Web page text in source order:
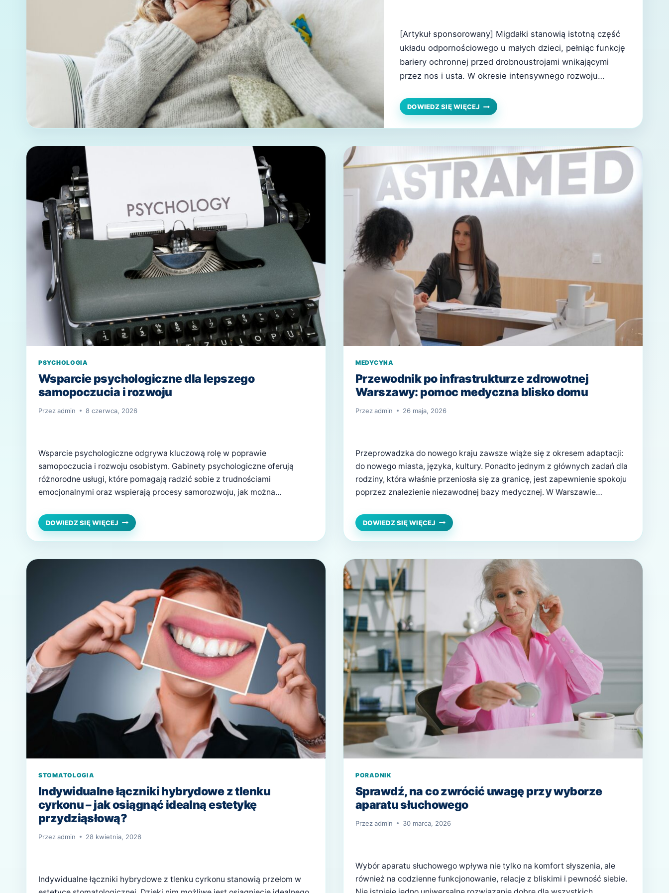
[Artykuł sponsorowany] Migdałki stanowią istotną część
układu odpornościowego u małych dzieci, pełniąc funkcję
bariery ochronnej przed drobnoustrojami wnikającymi
przez nos i usta. W okresie intensywnego rozwoju
górnych dróg oddechowych, tkanka ta może jednak ulec
nadmiernemu powiększeniu. Przerost migdałków staje się
wówczas samodzielną patologią, która zamiast chronić
dziecko, utrudnia…
DOWIEDZ SIĘ WIĘCEJ ZABIEGI
USUNIĘCIA
MIGDAŁKÓW
U
DZIECI.
CO
MUSISZ
WIEDZIEĆ
I
TONSILLOTOMII?
PSYCHOLOGIA
Wsparcie psychologiczne dla lepszego
samopoczucia i rozwoju
Przezadmin 8 czerwca, 2026
Wsparcie psychologiczne odgrywa kluczową rolę w poprawie
samopoczucia i rozwoju osobistym. Gabinety psychologiczne oferują
różnorodne usługi, które pomagają radzić sobie z trudnościami
emocjonalnymi oraz wspierają procesy samorozwoju, jak można
skuteczność takiej formy wsparcia. Znaczenie gabinetów
psychologicznych w codziennym życiu Gabinety psychologiczne pełnią
ważną funkcję w społeczeństwie, oferując pomoc…
DOWIEDZ SIĘ WIĘCEJ WSPARCIE
PSYCHOLOGICZNE
DLA
SAMOPOCZUCIA
MEDYCYNA
Przewodnik po infrastrukturze zdrowotnej
Warszawy: pomoc medyczna blisko domu
Przezadmin 26 maja, 2026
Przeprowadzka do nowego kraju zawsze wiąże się z okresem adaptacji:
do nowego miasta, języka, kultury. Ponadto jednym z głównych zadań dla
rodziny, która właśnie przeniosła się za granicę, jest zapewnienie spokoju
poprzez znalezienie niezawodnej bazy medycznej. W Warszawie
znajdują się oddziały prywatnej kliniki Astramed, w…
DOWIEDZ SIĘ WIĘCEJ PRZEWODNIK
PO
INFRASTRUKTURZE
WARSZAWY:
STOMATOLOGIA
Indywidualne łączniki hybrydowe z tlenku
cyrkonu – jak osiągnąć idealną estetykę
przydziąsłową?
Przezadmin 28 kwietnia, 2026
Indywidualne łączniki hybrydowe z tlenku cyrkonu stanowią przełom w
PORADNIK
Sprawdź, na co zwrócić uwagę przy wyborze
aparatu słuchowego
Przezadmin 30 marca, 2026
Wybór aparatu słuchowego wpływa nie tylko na komfort słyszenia, ale
również na codzienne funkcjonowanie, relacje z bliskimi i pewność siebie.